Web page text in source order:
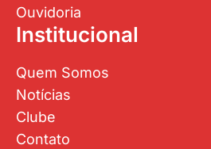
Ouvidoria
Institucional
Quem Somos
Notícias
Clube
Contato